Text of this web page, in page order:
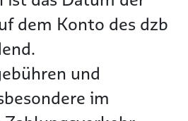
dem Konto des dzb
und
im